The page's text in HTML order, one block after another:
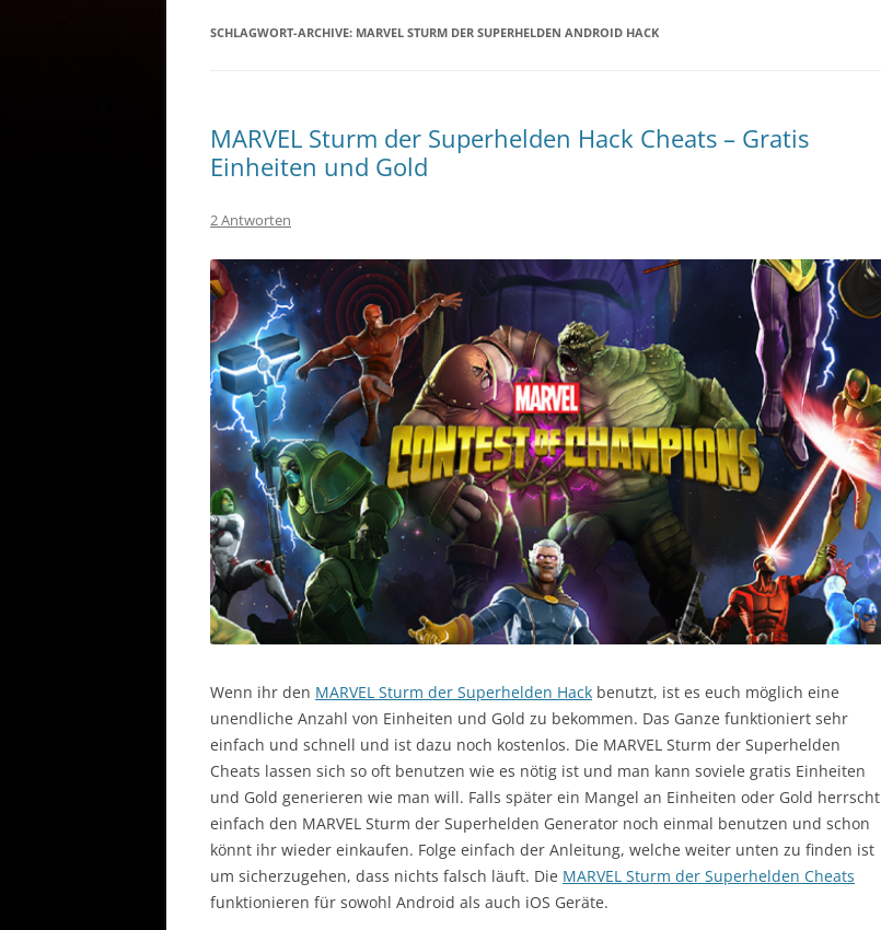
SCHLAGWORT-ARCHIVE: MARVEL STURM DER SUPERHELDEN ANDROID HACK
MARVEL Sturm der Superhelden Hack Cheats – Gratis
Einheiten und Gold
2 Antworten
Wenn ihr den MARVEL Sturm der Superhelden Hack benutzt, ist es euch möglich eine
unendliche Anzahl von Einheiten und Gold zu bekommen. Das Ganze funktioniert sehr
einfach und schnell und ist dazu noch kostenlos. Die MARVEL Sturm der Superhelden
Cheats lassen sich so oft benutzen wie es nötig ist und man kann soviele gratis Einheiten
und Gold generieren wie man will. Falls später ein Mangel an Einheiten oder Gold herrscht
einfach den MARVEL Sturm der Superhelden Generator noch einmal benutzen und schon
könnt ihr wieder einkaufen. Folge einfach der Anleitung, welche weiter unten zu finden ist
um sicherzugehen, dass nichts falsch läuft. Die MARVEL Sturm der Superhelden Cheats
funktionieren für sowohl Android als auch iOS Geräte.